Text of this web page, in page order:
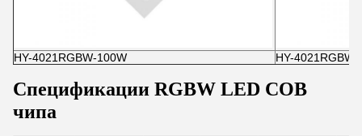
HY-4021RGBW-100W HY-4021RGBW-
Спецификации RGBW LED COB
чипа